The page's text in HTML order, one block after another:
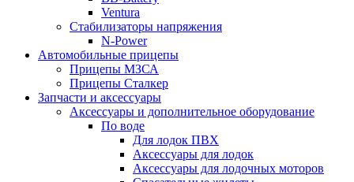
Ventura
Стабилизаторы напряжения
N-Power
Автомобильные прицепы
Прицепы МЗСА
Прицепы Сталкер
Запчасти и аксессуары
Аксессуары и дополнительное оборудование
По воде
Для лодок ПВХ
Аксессуары для лодок
Аксессуары для лодочных моторов